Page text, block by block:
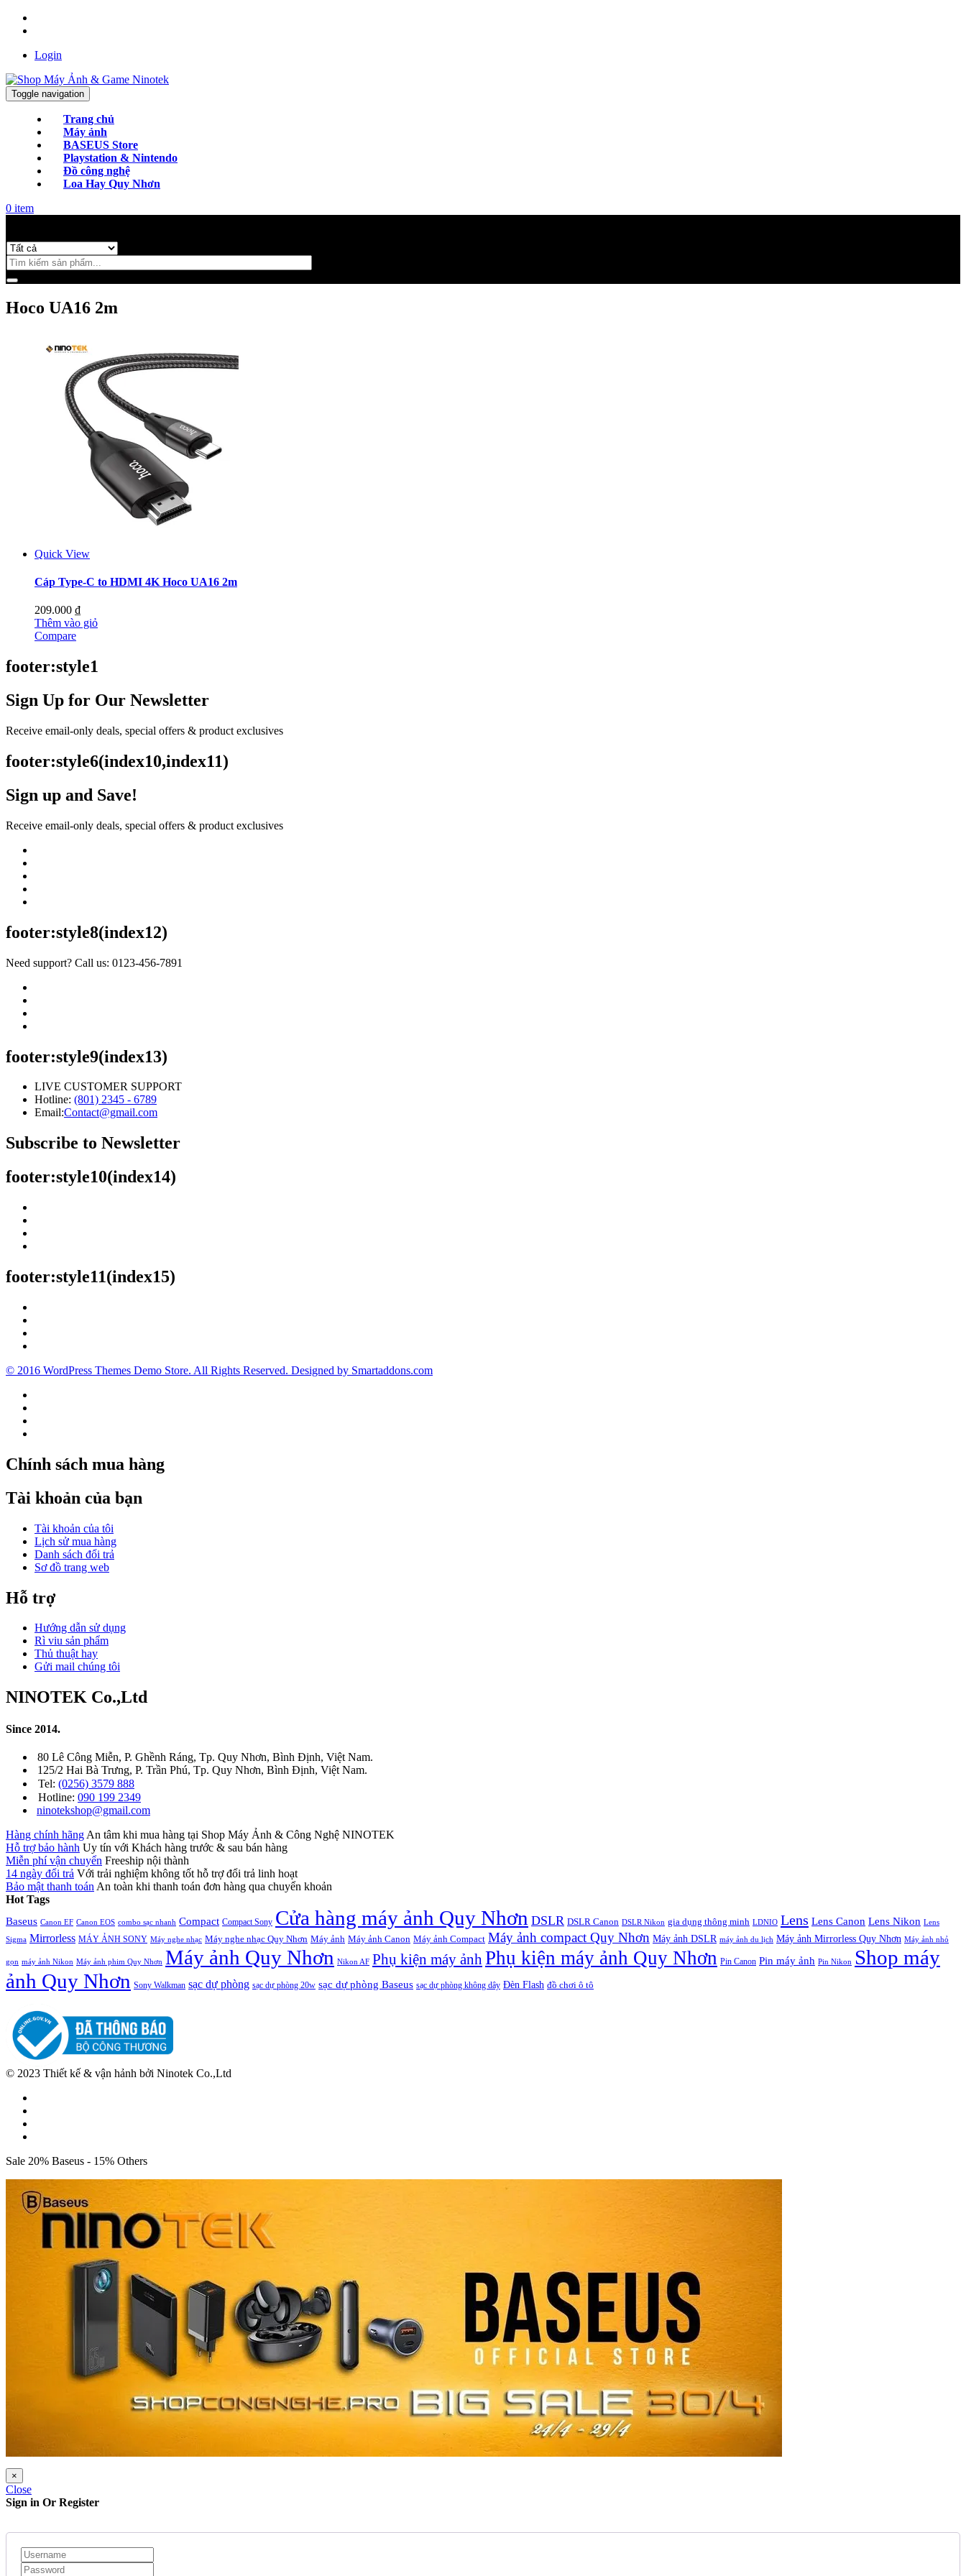
Login
Toggle navigation
Trang chủ
Máy ảnh
BASEUS Store
Playstation & Nintendo
Đồ công nghệ
Loa Hay Quy Nhơn
0 item
Hoco UA16 2m
Quick View
Cáp Type-C to HDMI 4K Hoco UA16 2m
209.000 ₫
Thêm vào giỏ
Compare
footer:style1
Sign Up for Our Newsletter
Receive email-only deals, special offers & product exclusives
footer:style6(index10,index11)
Sign up and Save!
Receive email-only deals, special offers & product exclusives
footer:style8(index12)
Need support? Call us: 0123-456-7891
footer:style9(index13)
LIVE CUSTOMER SUPPORT
Hotline: (801) 2345 - 6789
Email:Contact@gmail.com
Subscribe to Newsletter
footer:style10(index14)
footer:style11(index15)
© 2016 WordPress Themes Demo Store. All Rights Reserved. Designed by Smartaddons.com
Chính sách mua hàng
Tài khoản của bạn
Tài khoản của tôi
Lịch sử mua hàng
Danh sách đổi trả
Sơ đồ trang web
Hỗ trợ
Hướng dẫn sử dụng
Rì viu sản phẩm
Thủ thuật hay
Gửi mail chúng tôi
NINOTEK Co.,Ltd
Since 2014.
80 Lê Công Miễn, P. Ghềnh Ráng, Tp. Quy Nhơn, Bình Định, Việt Nam.
125/2 Hai Bà Trưng, P. Trần Phú, Tp. Quy Nhơn, Bình Định, Việt Nam.
Tel: (0256) 3579 888
Hotline: 090 199 2349
ninotekshop@gmail.com
Hàng chính hãng An tâm khi mua hàng tại Shop Máy Ảnh & Công Nghệ NINOTEK
Hỗ trợ bảo hành Uy tín với Khách hàng trước & sau bán hàng
Miễn phí vận chuyển Freeship nội thành
14 ngày đổi trả Với trải nghiệm không tốt hỗ trợ đổi trả linh hoạt
Bảo mật thanh toán An toàn khi thanh toán đơn hàng qua chuyển khoản
Hot Tags
Baseus Canon EF Canon EOS combo sạc nhanh Compact Compact Sony Cửa hàng máy ảnh Quy Nhơn DSLR DSLR Canon DSLR Nikon gia dụng thông minh LDNIO Lens Lens Canon Lens Nikon Lens
Sigma Mirrorless MÁY ẢNH SONY Máy nghe nhạc Máy nghe nhạc Quy Nhơn Máy ảnh Máy ảnh Canon Máy ảnh Compact Máy ảnh compact Quy Nhơn Máy ảnh DSLR máy ảnh du lịch Máy ảnh Mirrorless Quy Nhơn Máy ảnh nhỏ
gọn máy ảnh Nikon Máy ảnh phim Quy Nhơn Máy ảnh Quy Nhơn Nikon AF Phụ kiện máy ảnhPhụ kiện máy ảnh Quy Nhơn Pin Canon Pin máy ảnh Pin Nikon
Shop máy
ảnh Quy Nhơn Sony Walkman sạc dự phòng sạc dự phòng 20w sạc dự phòng Baseus sạc dự phòng không dây Đèn Flash đồ chơi ô tô
© 2023 Thiết kế & vận hảnh bởi Ninotek Co.,Ltd
Sale 20% Baseus - 15% Others
×
Close
Sign in Or Register